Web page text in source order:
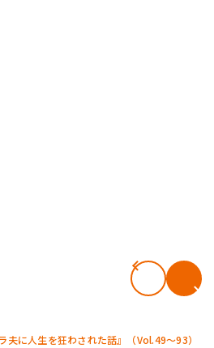
夫に人生を狂わされた話』（Vol.49～93）